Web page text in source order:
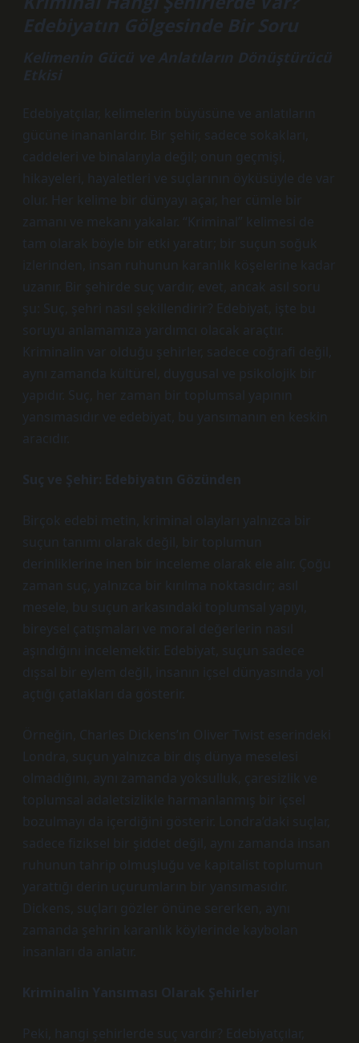
Edebiyatın Gölgesinde Bir Soru
Kelimenin Gücü ve Anlatıların Dönüştürücü
Etkisi
Edebiyatçılar, kelimelerin büyüsüne ve anlatıların
gücüne inananlardır. Bir şehir, sadece sokakları,
caddeleri ve binalarıyla değil; onun geçmişi,
hikayeleri, hayaletleri ve suçlarının öyküsüyle de var
olur. Her kelime bir dünyayı açar, her cümle bir
zamanı ve mekanı yakalar. “Kriminal” kelimesi de
tam olarak böyle bir etki yaratır; bir suçun soğuk
izlerinden, insan ruhunun karanlık köşelerine kadar
uzanır. Bir şehirde suç vardır, evet, ancak asıl soru
şu: Suç, şehri nasıl şekillendirir? Edebiyat, işte bu
soruyu anlamamıza yardımcı olacak araçtır.
Kriminalin var olduğu şehirler, sadece coğrafi değil,
aynı zamanda kültürel, duygusal ve psikolojik bir
yapıdır. Suç, her zaman bir toplumsal yapının
yansımasıdır ve edebiyat, bu yansımanın en keskin
aracıdır.
Suç ve Şehir: Edebiyatın Gözünden
Birçok edebi metin, kriminal olayları yalnızca bir
suçun tanımı olarak değil, bir toplumun
derinliklerine inen bir inceleme olarak ele alır. Çoğu
zaman suç, yalnızca bir kırılma noktasıdır; asıl
mesele, bu suçun arkasındaki toplumsal yapıyı,
bireysel çatışmaları ve moral değerlerin nasıl
aşındığını incelemektir. Edebiyat, suçun sadece
dışsal bir eylem değil, insanın içsel dünyasında yol
açtığı çatlakları da gösterir.
Örneğin, Charles Dickens’ın Oliver Twist eserindeki
Londra, suçun yalnızca bir dış dünya meselesi
olmadığını, aynı zamanda yoksulluk, çaresizlik ve
toplumsal adaletsizlikle harmanlanmış bir içsel
bozulmayı da içerdiğini gösterir. Londra’daki suçlar,
sadece fiziksel bir şiddet değil, aynı zamanda insan
ruhunun tahrip olmuşluğu ve kapitalist toplumun
yarattığı derin uçurumların bir yansımasıdır.
Dickens, suçları gözler önüne sererken, aynı
zamanda şehrin karanlık köylerinde kaybolan
insanları da anlatır.
Kriminalin Yansıması Olarak Şehirler
Peki, hangi şehirlerde suç vardır? Edebiyatçılar,